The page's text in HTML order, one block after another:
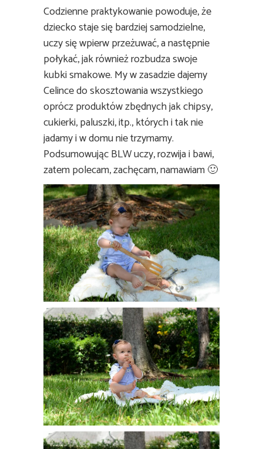
Codzienne praktykowanie powoduje, że
dziecko staje się bardziej samodzielne,
uczy się wpierw przeżuwać, a następnie
połykać, jak również rozbudza swoje
kubki smakowe. My w zasadzie dajemy
Celince do skosztowania wszystkiego
oprócz produktów zbędnych jak chipsy,
cukierki, paluszki, itp., których i tak nie
jadamy i w domu nie trzymamy.
Podsumowując BLW uczy, rozwija i bawi,
zatem polecam, zachęcam, namawiam 🙂